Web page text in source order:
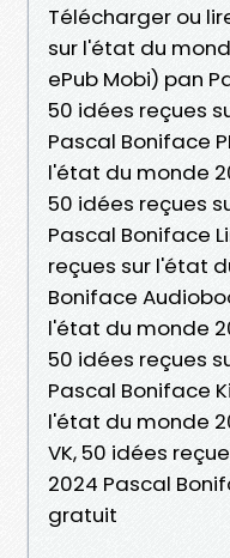
Télécharger ou
sur l'état du
ePub Mobi) pan
50 idées reçues
Pascal Boniface
l'état du monde
50 idées reçues
Pascal Boniface
reçues sur l'état
Boniface
l'état du monde
50 idées reçues
Pascal Boniface
l'état du monde
VK, 50 idées
2024 Pascal
gratuit